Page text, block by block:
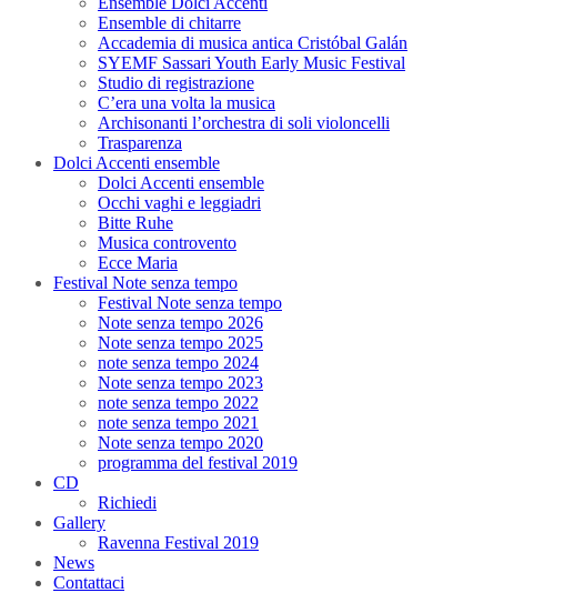
Ensemble di chitarre
Accademia di musica antica Cristóbal Galán
SYEMF Sassari Youth Early Music Festival
Studio di registrazione
C’era una volta la musica
Archisonanti l’orchestra di soli violoncelli
Trasparenza
Dolci Accenti ensemble
Dolci Accenti ensemble
Occhi vaghi e leggiadri
Bitte Ruhe
Musica controvento
Ecce Maria
Festival Note senza tempo
Festival Note senza tempo
Note senza tempo 2026
Note senza tempo 2025
note senza tempo 2024
Note senza tempo 2023
note senza tempo 2022
note senza tempo 2021
Note senza tempo 2020
programma del festival 2019
CD
Richiedi
Gallery
Ravenna Festival 2019
News
Contattaci